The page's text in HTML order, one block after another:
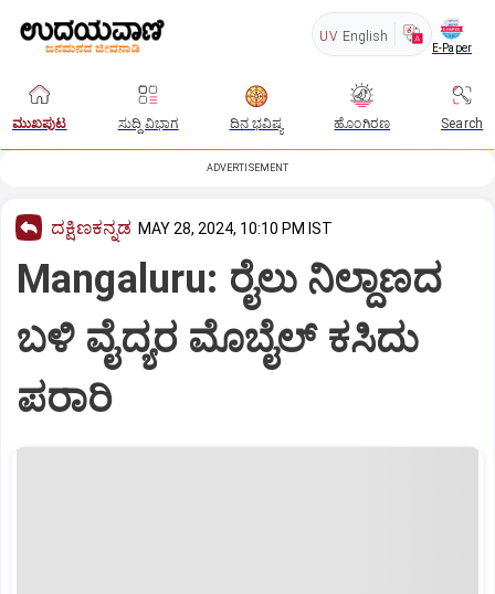
UV English
E-Paper
ಮುಖಪುಟ ಸುದ್ದಿ ವಿಭಾಗ ದಿನ ಭವಿಷ್ಯ ಹೊಂಗಿರಣ Search
ADVERTISEMENT
ದಕ್ಷಿಣಕನ್ನಡ MAY 28, 2024, 10:10 PM IST
Mangaluru: ರೈಲು ನಿಲ್ದಾಣದ
ಬಳಿ ವೈದ್ಯರ ಮೊಬೈಲ್‌ ಕಸಿದು
ಪರಾರಿ